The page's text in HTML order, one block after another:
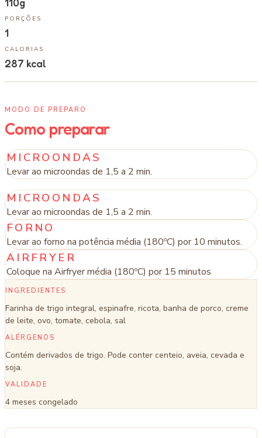
PORÇÕES
1
CALORIAS
287 kcal
MODO DE PREPARO
Como preparar
MICROONDAS
Levar ao microondas de 1,5 a 2 min.
MICROONDAS
Levar ao microondas de 1,5 a 2 min.
FORNO
Levar ao forno na potência média (180ºC) por 10 minutos.
AIRFRYER
Coloque na Airfryer média (180ºC) por 15 minutos
INGREDIENTES
Farinha de trigo integral, espinafre, ricota, banha de porco, creme
de leite, ovo, tomate, cebola, sal
ALÉRGENOS
Contém derivados de trigo. Pode conter centeio, aveia, cevada e
soja.
VALIDADE
4 meses congelado